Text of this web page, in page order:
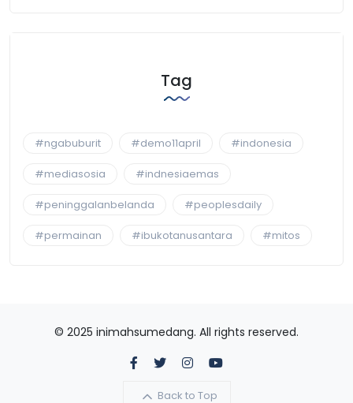
Tag
#ngabuburit #demo11april #indonesia
#mediasosia #indnesiaemas
#peninggalanbelanda #peoplesdaily
#permainan #ibukotanusantara #mitos
© 2025 inimahsumedang. All rights reserved.
Back to Top